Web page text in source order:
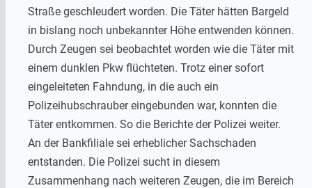
Straße geschleudert worden. Die Täter hätten Bargeld
in bislang noch unbekannter Höhe entwenden können.
Durch Zeugen sei beobachtet worden wie die Täter mit
einem dunklen Pkw flüchteten. Trotz einer sofort
eingeleiteten Fahndung, in die auch ein
Polizeihubschrauber eingebunden war, konnten die
Täter entkommen. So die Berichte der Polizei weiter.
An der Bankfiliale sei erheblicher Sachschaden
entstanden. Die Polizei sucht in diesem
Zusammenhang nach weiteren Zeugen, die im Bereich